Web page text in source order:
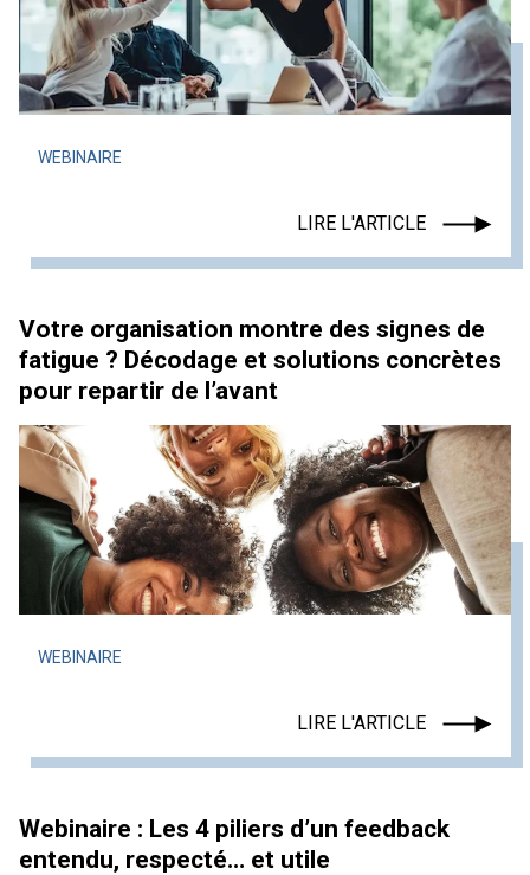
WEBINAIRE
LIRE L'ARTICLE
Votre organisation montre des signes de
fatigue ? Décodage et solutions concrètes
pour repartir de l’avant
WEBINAIRE
LIRE L'ARTICLE
Webinaire : Les 4 piliers d’un feedback
entendu, respecté… et utile